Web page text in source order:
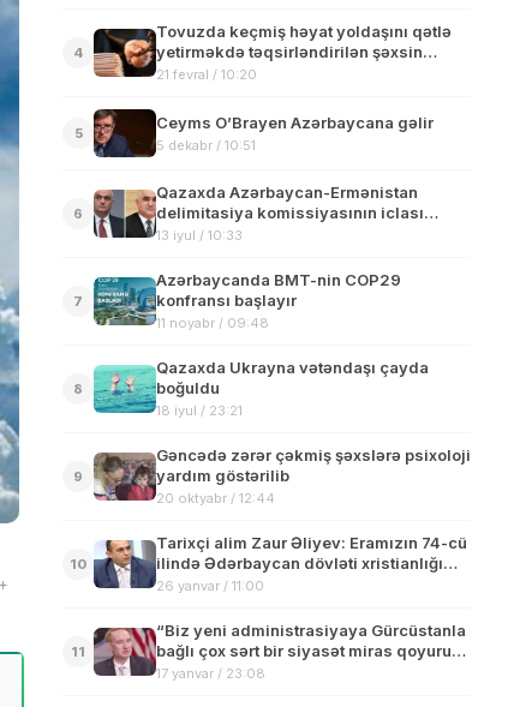
4
Tovuzda keçmiş həyat yoldaşını qətlə
yetirməkdə təqsirləndirilən şəxsin
məhkəməsi başlayır
21 fevral / 10:20
5
Ceyms O’Brayen Azərbaycana gəlir
5 dekabr / 10:51
6
Qazaxda Azərbaycan-Ermənistan
delimitasiya komissiyasının iclası
keçirilib
13 iyul / 10:33
7
Azərbaycanda BMT-nin COP29
konfransı başlayır
11 noyabr / 09:48
8
Qazaxda Ukrayna vətəndaşı çayda
boğuldu
18 iyul / 23:21
9
Gəncədə zərər çəkmiş şəxslərə psixoloji
yardım göstərilib
20 oktyabr / 12:44
10
Tarixçi alim Zaur Əliyev: Eramızın 74-cü
ilində Ədərbaycan dövləti xristianlığı
dövlət dini elan etdi
26 yanvar / 11:00
11
“Biz yeni administrasiyaya Gürcüstanla
bağlı çox sərt bir siyasət miras qoyuruq”
– Karpenter
17 yanvar / 23:08